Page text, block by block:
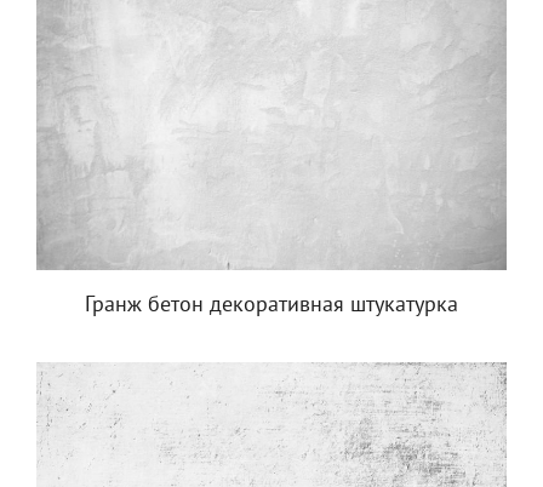
Гранж бетон декоративная штукатурка